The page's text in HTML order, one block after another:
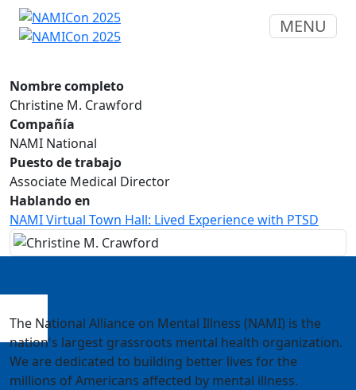
MENU
Nombre completo
Christine M. Crawford
Compañía
NAMI National
Puesto de trabajo
Associate Medical Director
Hablando en
NAMI Virtual Town Hall: Lived Experience with PTSD
The National Alliance on Mental Illness (NAMI) is the
nation's largest grassroots mental health organization.
We are dedicated to building better lives for the
millions of Americans affected by mental illness.